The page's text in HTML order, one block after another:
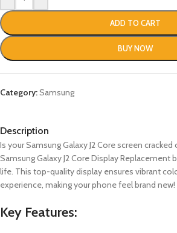
ADD TO CART
BUY NOW
Category:Samsung
Description
Is your Samsung Galaxy J2 Core screen
Samsung Galaxy J2 Core Display Replacement
life. This top-quality display ensures vibrant
experience, making your phone feel brand new!
Key Features: